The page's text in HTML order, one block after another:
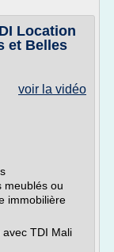
Location
et Belles
voir la vidéo
meublés ou
immobilière
TDI Mali